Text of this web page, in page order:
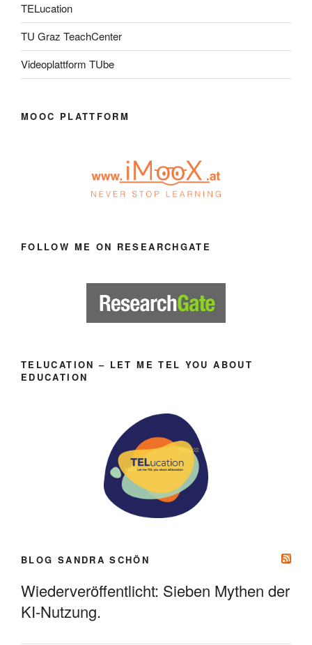
TELucation
TU Graz TeachCenter
Videoplattform TUbe
MOOC PLATTFORM
FOLLOW ME ON RESEARCHGATE
TELUCATION – LET ME TEL YOU ABOUT
EDUCATION
BLOG SANDRA SCHÖN
Wiederveröffentlicht: Sieben Mythen der
KI-Nutzung.